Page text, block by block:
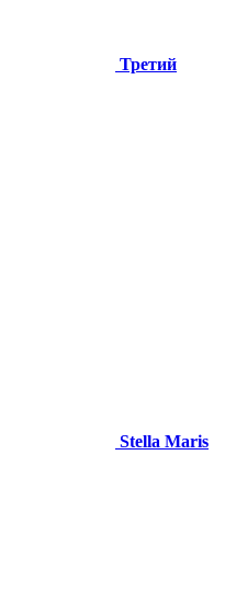
Третий
Stella Maris